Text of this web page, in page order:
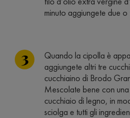
minuto aggiungete due
Quando la cipolla è
aggiungete altri tre
cucchiaino di Brodo
Mescolate bene con
cucchiaio di legno, in
sciolga e tutti gli